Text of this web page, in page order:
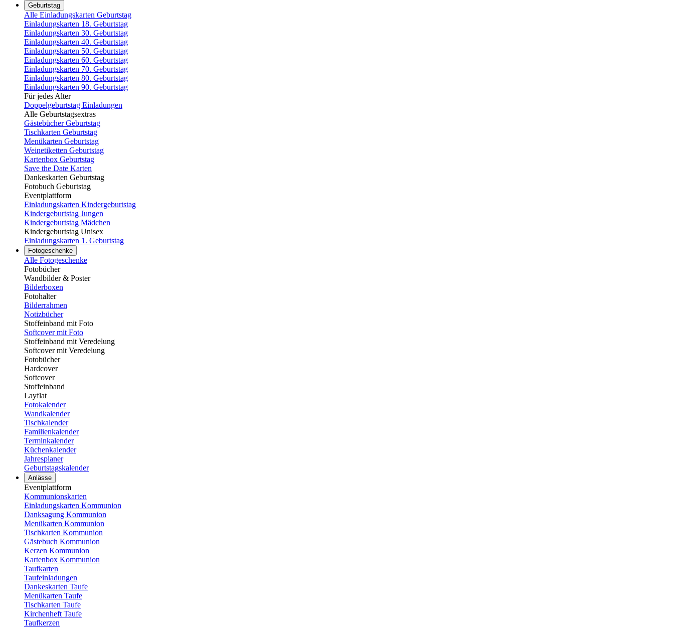
Geburtstag
Alle Einladungskarten Geburtstag
Einladungskarten 18. Geburtstag
Einladungskarten 30. Geburtstag
Einladungskarten 40. Geburtstag
Einladungskarten 50. Geburtstag
Einladungskarten 60. Geburtstag
Einladungskarten 70. Geburtstag
Einladungskarten 80. Geburtstag
Einladungskarten 90. Geburtstag
Für jedes Alter
Doppelgeburtstag Einladungen
Alle Geburtstagsextras
Gästebücher Geburtstag
Tischkarten Geburtstag
Menükarten Geburtstag
Weinetiketten Geburtstag
Kartenbox Geburtstag
Save the Date Karten
Dankeskarten Geburtstag
Fotobuch Geburtstag
Eventplattform
Einladungskarten Kindergeburtstag
Kindergeburtstag Jungen
Kindergeburtstag Mädchen
Kindergeburtstag Unisex
Einladungskarten 1. Geburtstag
Fotogeschenke
Alle Fotogeschenke
Fotobücher
Wandbilder & Poster
Bilderboxen
Fotohalter
Bilderrahmen
Notizbücher
Stoffeinband mit Foto
Softcover mit Foto
Stoffeinband mit Veredelung
Softcover mit Veredelung
Fotobücher
Hardcover
Softcover
Stoffeinband
Layflat
Fotokalender
Wandkalender
Tischkalender
Familienkalender
Terminkalender
Küchenkalender
Jahresplaner
Geburtstagskalender
Anlässe
Eventplattform
Kommunionskarten
Einladungskarten Kommunion
Danksagung Kommunion
Menükarten Kommunion
Tischkarten Kommunion
Gästebuch Kommunion
Kerzen Kommunion
Kartenbox Kommunion
Taufkarten
Taufeinladungen
Dankeskarten Taufe
Menükarten Taufe
Tischkarten Taufe
Kirchenheft Taufe
Taufkerzen